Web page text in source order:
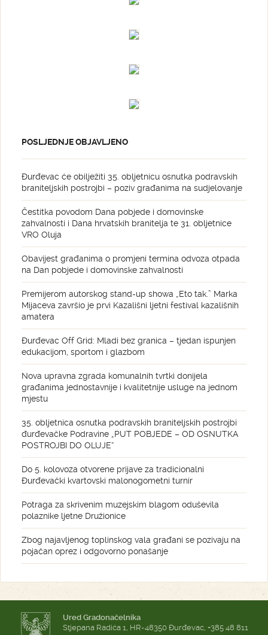
POSLJEDNJE OBJAVLJENO
Đurđevac će obilježiti 35. obljetnicu osnutka podravskih
braniteljskih postrojbi – poziv građanima na sudjelovanje
Čestitka povodom Dana pobjede i domovinske
zahvalnosti i Dana hrvatskih branitelja te 31. obljetnice
VRO Oluja
Obavijest građanima o promjeni termina odvoza otpada
na Dan pobjede i domovinske zahvalnosti
Premijerom autorskog stand-up showa „Eto tak.” Marka
Mijaceva završio je prvi Kazališni ljetni festival kazališnih
amatera
Đurđevac Off Grid: Mladi bez granica – tjedan ispunjen
edukacijom, sportom i glazbom
Nova upravna zgrada komunalnih tvrtki donijela
građanima jednostavnije i kvalitetnije usluge na jednom
mjestu
35. obljetnica osnutka podravskih braniteljskih postrojbi
đurđevačke Podravine „PUT POBJEDE – OD OSNUTKA
POSTROJBI DO OLUJE“
Do 5. kolovoza otvorene prijave za tradicionalni
Đurđevački kvartovski malonogometni turnir
Potraga za skrivenim muzejskim blagom oduševila
polaznike ljetne Družionice
Zbog najavljenog toplinskog vala građani se pozivaju na
pojačan oprez i odgovorno ponašanje
Ured Gradonačelnika
Stjepana Radića 1, HR-48350 Đurđevac, +385 48 811